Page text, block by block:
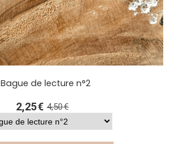
Bague de lecture n°2
2,25€ 4,50€